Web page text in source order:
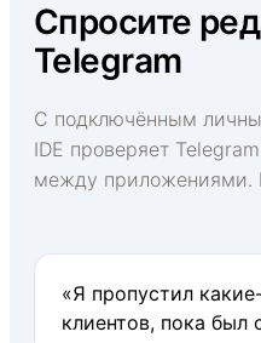
Спросите
Telegram
С подключённым
IDE проверяет
между приложениями.
«Я пропустил
клиентов, пока был